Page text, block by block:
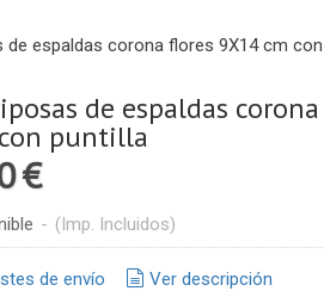
de espaldas corona flores 9X14 cm
de espaldas
puntilla
€
- (Imp. Incluidos)
de envío Ver descripción